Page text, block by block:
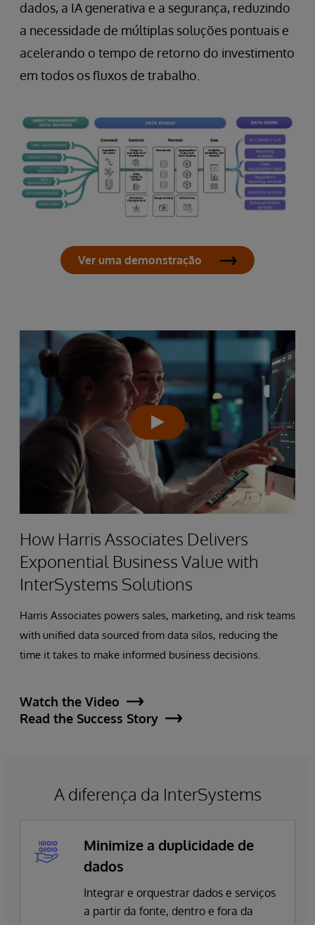
dados, a IA generativa e a segurança, reduzindo
a necessidade de múltiplas soluções pontuais e
acelerando o tempo de retorno do investimento
em todos os fluxos de trabalho.
Ver uma demonstração
How Harris Associates Delivers
Exponential Business Value with
InterSystems Solutions
Harris Associates powers sales, marketing, and risk teams
with unified data sourced from data silos, reducing the
time it takes to make informed business decisions.
Watch the Video
Read the Success Story
A diferença da InterSystems
Minimize a duplicidade de
dados
Integrar e orquestrar dados e serviços
a partir da fonte, dentro e fora da